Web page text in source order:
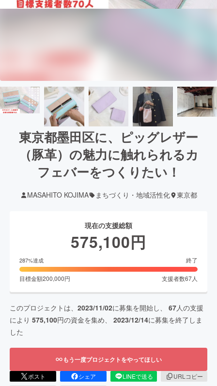
東京都墨田区に、ピッグレザー
（豚革）の魅力に触れられるカ
フェバーをつくりたい！
MASAHITO KOJIMA まちづくり・地域活性化 東京都
現在の支援総額
575,100円
287%達成 終了
目標金額200,000円 支援者数67人
このプロジェクトは、 2023/11/02に募集を開始し、 67人の支援
により 575,100円の資金を集め、 2023/12/14に募集を終了しま
した
もう一度プロジェクトをやってほしい
ポスト シェア LINEで送る
URLコピー